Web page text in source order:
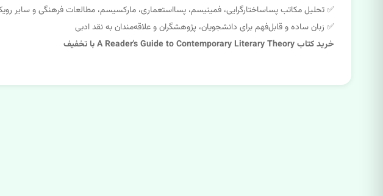
✅ تحلیل مکاتب پساساختارگرایی، فمینیسم، پسااستعماری، مارکسیسم، مطالعات فرهنگی و سایر
✅ زبان ساده و قابل‌فهم برای دانشجویان، پژوهشگران و علاقه‌مندان به نقد ادبی
خرید کتاب A Reader's Guide to Contemporary Literary Theory با تخفیف